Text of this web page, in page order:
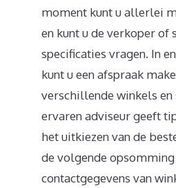
moment kunt u allerlei
en kunt u de verkoper of
specificaties vragen. In
kunt u een afspraak
verschillende winkels en
ervaren adviseur geeft
het uitkiezen van de
de volgende
contactgegevens van